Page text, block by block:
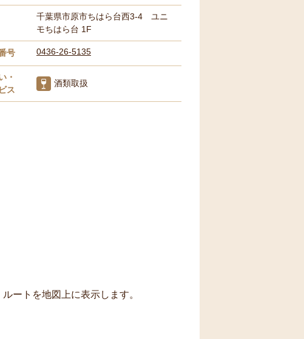
千葉県市原市ちはら台西3-4 ユニ
モちはら台 1F
号 0436-26-5135
・
ス
酒類取扱
ートを地図上に表示します。